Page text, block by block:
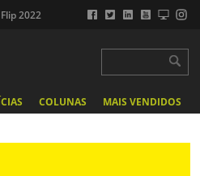
2022
COLUNAS MAIS VENDIDOS